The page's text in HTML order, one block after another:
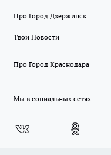
Про Город Дзержинск
Твои Новости
Про Город Краснодара
Мы в социальных сетях